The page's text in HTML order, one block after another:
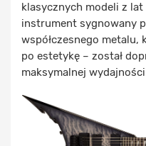
klasycznych modeli z
instrument sygnowany
współczesnego
po estetykę – został
maksymalnej